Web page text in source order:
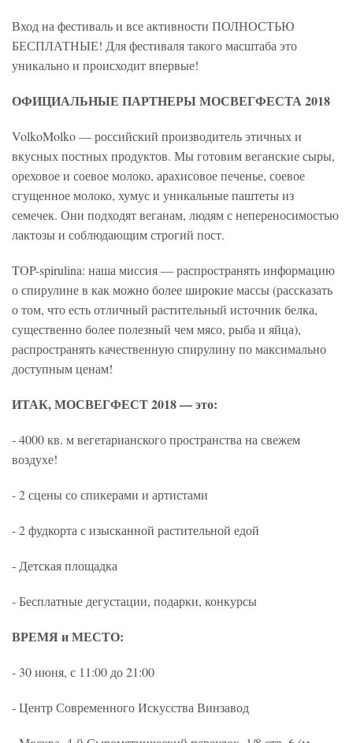
Вход на фестиваль и все активности ПОЛНОСТЬЮ
БЕСПЛАТНЫЕ! Для фестиваля такого масштаба это
уникально и происходит впервые!
ОФИЦИАЛЬНЫЕ ПАРТНЕРЫ МОСВЕГФЕСТА 2018
VolkoMolko — российский производитель этичных и
вкусных постных продуктов. Мы готовим веганские сыры,
ореховое и соевое молоко, арахисовое печенье, соевое
сгущенное молоко, хумус и уникальные паштеты из
семечек. Они подходят веганам, людям с непереносимостью
лактозы и соблюдающим строгий пост.
TOP-spirulina: наша миссия — распространять информацию
о спирулине в как можно более широкие массы (рассказать
о том, что есть отличный растительный источник белка,
существенно более полезный чем мясо, рыба и яйца),
распространять качественную спирулину по максимально
доступным ценам!
ИТАК, МОСВЕГФЕСТ 2018 — это:
- 4000 кв. м вегетарианского пространства на свежем
воздухе!
- 2 сцены со спикерами и артистами
- 2 фудкорта с изысканной растительной едой
- Детская площадка
- Бесплатные дегустации, подарки, конкурсы
ВРЕМЯ и МЕСТО:
- 30 июня, с 11:00 до 21:00
- Центр Современного Искусства Винзавод